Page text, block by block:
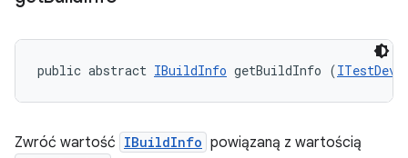
public abstract IBuildInfo getBuildInfo (
Zwróć wartość IBuildInfo powiązaną z wartością